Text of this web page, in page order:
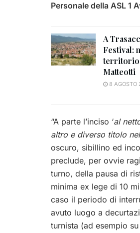
Personale della ASL 1
A
Festival:
territorio
Matteotti
8 AGOSTO
“A parte l’inciso ‘al
altro e diverso titolo
oscuro, sibillino ed
preclude, per ovvie
turno, della pausa di
minima ex lege di 10
caso il periodo di
avuto luogo a
turnista (ad esempio